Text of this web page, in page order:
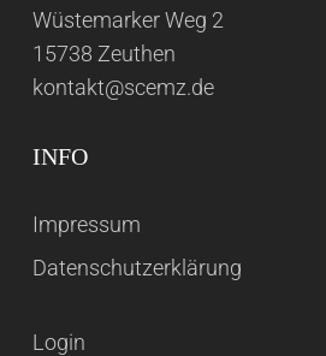
Wüstemarker Weg 2
15738 Zeuthen
kontakt@scemz.de
INFO
Impressum
Datenschutzerklärung
Login